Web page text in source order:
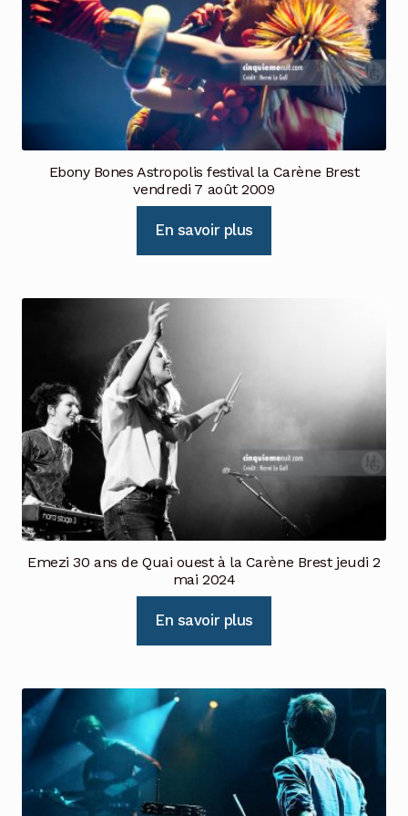
Ebony Bones Astropolis festival la Carène Brest
vendredi 7 août 2009
En savoir plus
Emezi 30 ans de Quai ouest à la Carène Brest jeudi 2
mai 2024
En savoir plus